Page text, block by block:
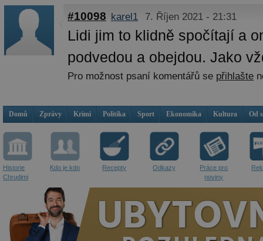
#10098 karel1 7. Říjen 2021 - 21:31
Lidi jim to klidně spočítají a
podvedou a obejdou. Jako
Pro možnost psaní komentářů se přihlašte
Domů Zprávy Krimi Politika Sport Ekonomika Kultura Od
Historie
Chrudimi
Kdo je kdo Recepty Odkazy
Práce pro
noviny